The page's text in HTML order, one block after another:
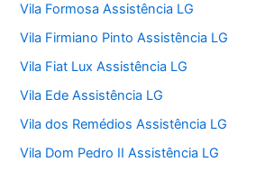
Vila Formosa Assistência LG
Vila Firmiano Pinto Assistência LG
Vila Fiat Lux Assistência LG
Vila Ede Assistência LG
Vila dos Remédios Assistência LG
Vila Dom Pedro II Assistência LG